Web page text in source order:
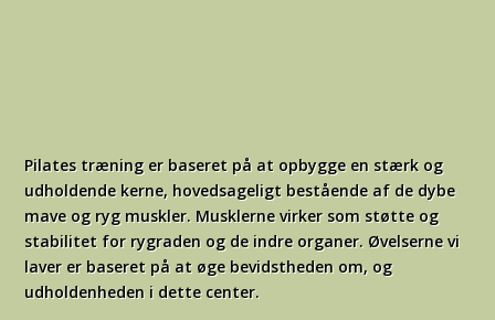
Pilates træning er baseret på at opbygge en stærk og
udholdende kerne, hovedsageligt bestående af de dybe
mave og ryg muskler. Musklerne virker som støtte og
stabilitet for rygraden og de indre organer. Øvelserne vi
laver er baseret på at øge bevidstheden om, og
udholdenheden i dette center.